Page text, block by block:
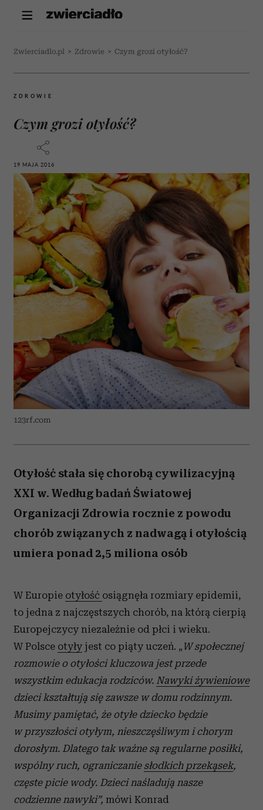
Zwierciadlo.pl > Zdrowie > Czym grozi otyłość?
ZDROWIE
Czym grozi otyłość?
19 MAJA 2016
123rf.com
Otyłość stała się chorobą cywilizacyjną
XXI w. Według badań Światowej
Organizacji Zdrowia rocznie z powodu
chorób związanych z nadwagą i otyłością
umiera ponad 2,5 miliona osób
W Europie otyłość osiągnęła rozmiary epidemii,
to jedna z najczęstszych chorób, na którą cierpią
Europejczycy niezależnie od płci i wieku.
W Polsce otyły jest co piąty uczeń. „ W społecznej
rozmowie o otyłości kluczowa jest przede
wszystkim edukacja rodziców. Nawyki żywieniowe
dzieci kształtują się zawsze w domu rodzinnym.
Musimy pamiętać, że otyłe dziecko będzie
w przyszłości otyłym, nieszczęśliwym i chorym
dorosłym. Dlatego tak ważne są regularne posiłki,
wspólny ruch, ograniczanie słodkich przekąsek,
częste picie wody. Dzieci naśladują nasze
codzienne nawyki”, mówi Konrad